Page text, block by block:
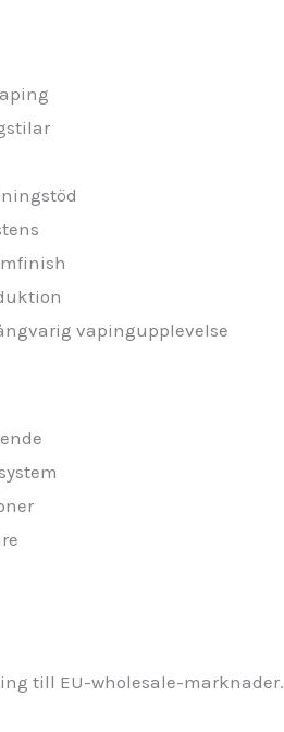
vapingupplevelse
till EU-wholesale-marknader.